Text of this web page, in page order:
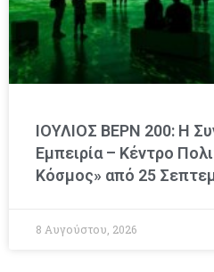
ΙΟΥΛΙΟΣ ΒΕΡΝ 200: Η
Εμπειρία – Κέντρο
Κόσμος» από 25
8 Αυγούστου, 2026